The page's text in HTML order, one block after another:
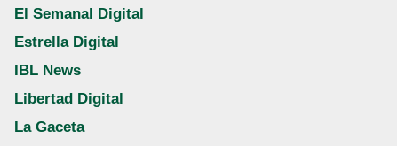
El Semanal Digital
Estrella Digital
IBL News
Libertad Digital
La Gaceta